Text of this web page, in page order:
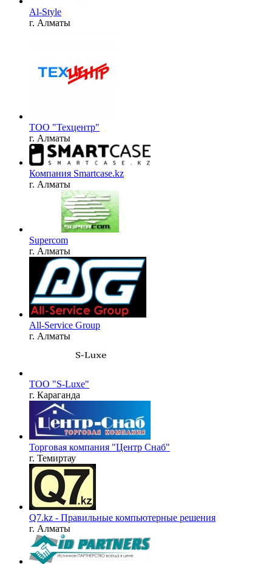
Al-Style
г. Алматы
ТОО "Техцентр"
г. Алматы
Компания Smartcase.kz
г. Алматы
Supercom
г. Алматы
All-Service Group
г. Алматы
ТОО "S-Luxe"
г. Караганда
Торговая компания "Центр Снаб"
г. Темиртау
Q7.kz - Правильные компьютерные решения
г. Алматы